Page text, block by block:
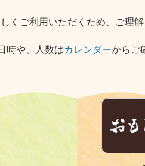
くご利用いただくため、ご理
時や、人数はカレンダーからご